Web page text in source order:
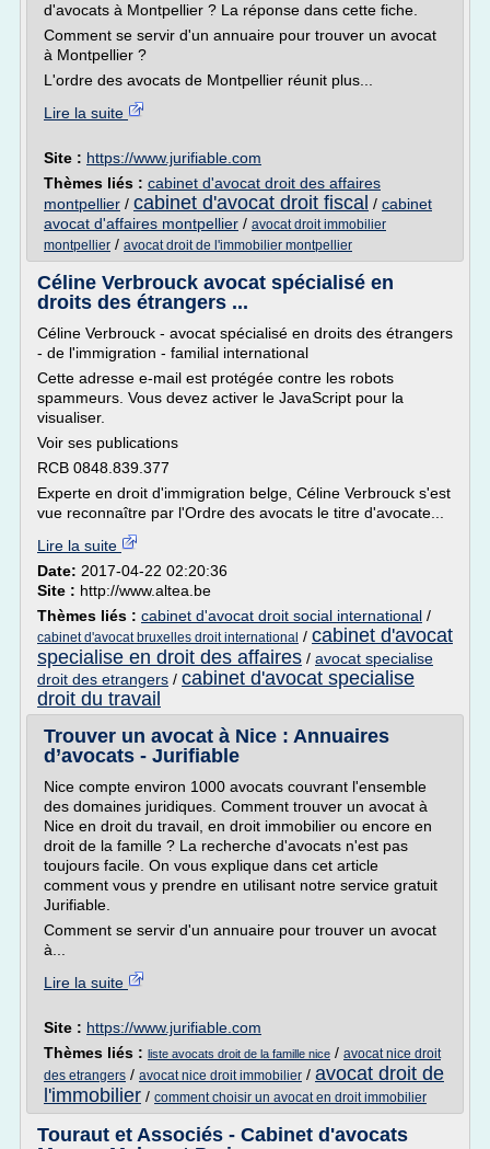
d'avocats à Montpellier ? La réponse dans cette fiche.
Comment se servir d'un annuaire pour trouver un avocat
à Montpellier ?
L'ordre des avocats de Montpellier réunit plus...
Lire la suite
Site : https://www.jurifiable.com
Thèmes liés : cabinet d'avocat droit des affaires
montpellier / cabinet d'avocat droit fiscal / cabinet
avocat d'affaires montpellier / avocat droit immobilier
montpellier / avocat droit de l'immobilier montpellier
Céline Verbrouck avocat spécialisé en
droits des étrangers ...
Céline Verbrouck - avocat spécialisé en droits des étrangers
- de l'immigration - familial international
Cette adresse e-mail est protégée contre les robots
spammeurs. Vous devez activer le JavaScript pour la
visualiser.
Voir ses publications
RCB 0848.839.377
Experte en droit d'immigration belge, Céline Verbrouck s'est
vue reconnaître par l'Ordre des avocats le titre d'avocate...
Lire la suite
Date: 2017-04-22 02:20:36
Site : http://www.altea.be
Thèmes liés : cabinet d'avocat droit social international /
cabinet d'avocat bruxelles droit international / cabinet d'avocat
specialise en droit des affaires / avocat specialise
droit des etrangers / cabinet d'avocat specialise
droit du travail
Trouver un avocat à Nice : Annuaires
d’avocats - Jurifiable
Nice compte environ 1000 avocats couvrant l'ensemble
des domaines juridiques. Comment trouver un avocat à
Nice en droit du travail, en droit immobilier ou encore en
droit de la famille ? La recherche d'avocats n'est pas
toujours facile. On vous explique dans cet article
comment vous y prendre en utilisant notre service gratuit
Jurifiable.
Comment se servir d'un annuaire pour trouver un avocat
à...
Lire la suite
Site : https://www.jurifiable.com
Thèmes liés : liste avocats droit de la famille nice / avocat nice droit
des etrangers / avocat nice droit immobilier / avocat droit de
l'immobilier / comment choisir un avocat en droit immobilier
Touraut et Associés - Cabinet d'avocats